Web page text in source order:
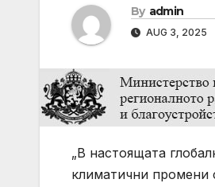
By admin
AUG 3, 2025
„В настоящата
климатични промени